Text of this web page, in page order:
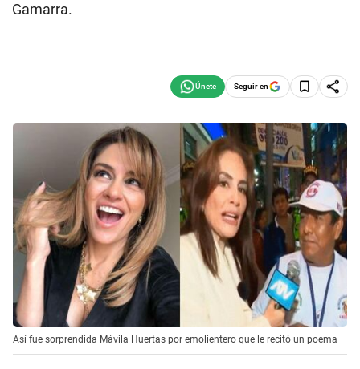
Gamarra.
Seguir en
Así fue sorprendida Mávila Huertas por emolientero que le recitó un poema